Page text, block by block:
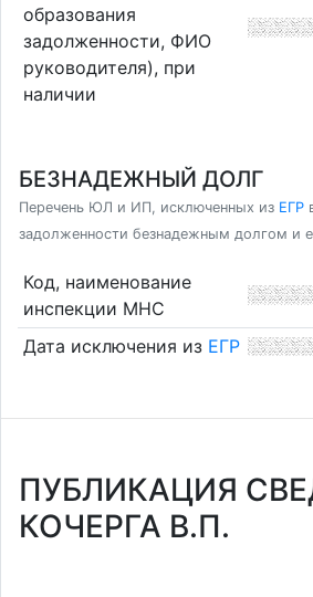
образования
задолженности, ФИО
руководителя), при
наличии
БЕЗНАДЕЖНЫЙ ДОЛГ
Перечень ЮЛ и ИП, исключенных из ЕГР
задолженности безнадежным долгом и
Код, наименование
инспекции МНС
Дата исключения из ЕГР
ПУБЛИКАЦИЯ
КОЧЕРГА В.П.